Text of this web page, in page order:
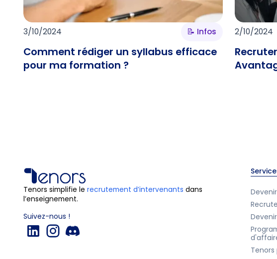
3/10/2024 📝 Infos
Comment rédiger un syllabus efficace
pour ma formation ?
2/10/2024
Tenors simplifie lerecrutement d’intervenants dans
l’enseignement.
Suivez-nous !